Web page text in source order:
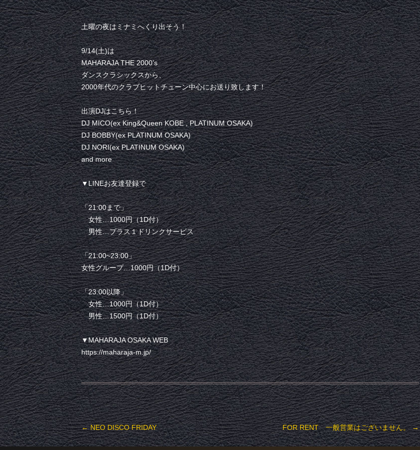
土曜の夜はミナミへくり出そう！
9/14(土)は
MAHARAJA THE 2000’s
ダンスクラシックスから、
2000年代のクラブヒットチューン中心にお送り致します！
出演DJはこちら！
DJ MICO(ex King&Queen KOBE , PLATINUM OSAKA)
DJ BOBBY(ex PLATINUM OSAKA)
DJ NORI(ex PLATINUM OSAKA)
and more
▼LINEお友達登録で
「21:00まで」
女性…1000円（1D付）
男性…プラス１ドリンクサービス
「21:00~23:00」
女性グループ…1000円（1D付）
「23:00以降」
女性…1000円（1D付）
男性…1500円（1D付）
▼MAHARAJA OSAKA WEB
https://maharaja-m.jp/
投稿ナビゲーション
←NEO DISCO FRIDAY FOR RENT 一般営業はございません。→